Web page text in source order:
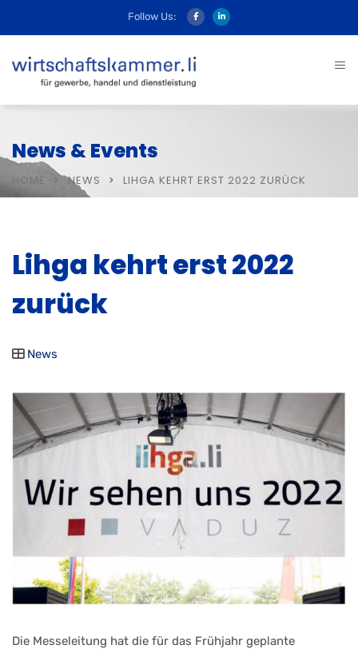
Follow Us:
News & Events
HOME NEWS LIHGA KEHRT ERST 2022 ZURÜCK
Lihga kehrt erst 2022
zurück
News
Die Messeleitung hat die für das Frühjahr geplante